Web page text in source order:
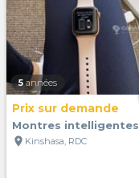
5 années
Prix sur demande
Montres intelligentes
location_on Kinshasa, RDC